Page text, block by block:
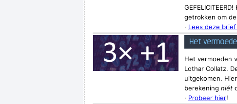
getrokken om
· Lees deze
Het
Het vermoeden
Lothar Collatz.
uitgekomen.
berekening niét
· Probeer hier!